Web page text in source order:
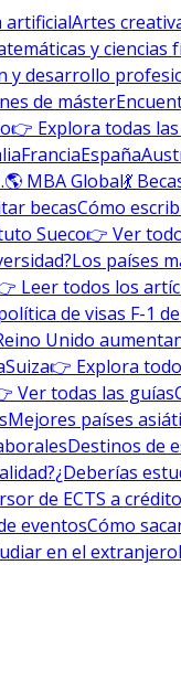
artificialArtes
y ciencias
y desarrollo
de máster
👉 Explora todas
FranciaEspaña
🌎 MBA Global💃
becasCómo
Sueco👉 Ver
Los países
Leer todos los
de visas F-1
Unido
Suiza👉 Explora
Ver todas las guías
Mejores países
Destinos de
¿Deberías
de ECTS a
eventosCómo
en el extranjero